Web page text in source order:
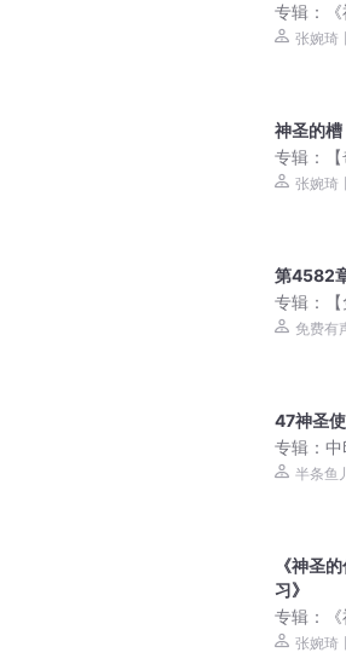
专辑：
（重读）
张婉琦
神圣的槽
专辑：
张婉琦
第4582
专辑：
手|美女|
免费有
47神圣
专辑： 中
末 半条鱼
《神圣
习》
专辑：
（重读）
张婉琦